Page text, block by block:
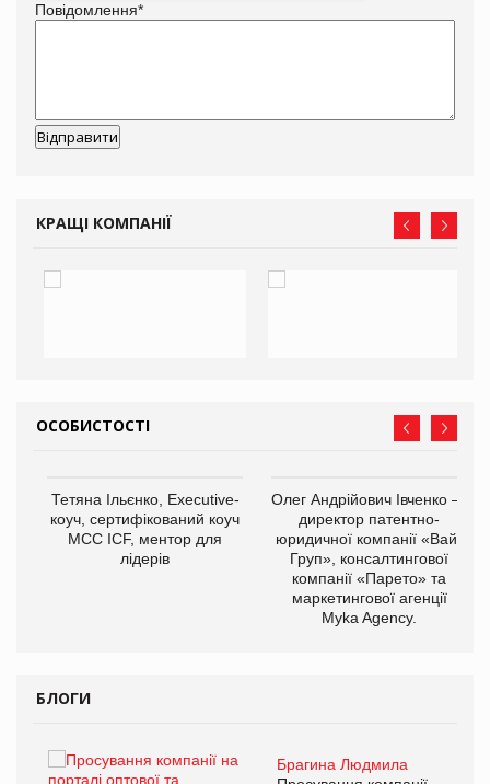
Повідомлення*
КРАЩІ КОМПАНІЇ
ОСОБИСТОСТІ
Тетяна Ільєнко, Executive-
коуч, сертифікований коуч
МСС ICF, ментор для
лідерів
Олег Андрійович Івченко —
директор патентно-
юридичної компанії «Вайз
Груп», консалтингової
компанії «Парето» та
маркетингової агенції
Myka Agency.
БЛОГИ
Брагина Людмила